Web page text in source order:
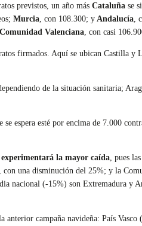
previstos, un año más Cataluña se
Murcia , con 108.300; y Andalucía ,
Comunidad Valenciana , con casi
firmados. Aquí se ubican Castilla
de la situación sanitaria;
espera esté por encima de 7.000
la mayor caída , pues
una disminución del 25%; y la
nacional (-15%) son Extremadura y
campaña navideña: País